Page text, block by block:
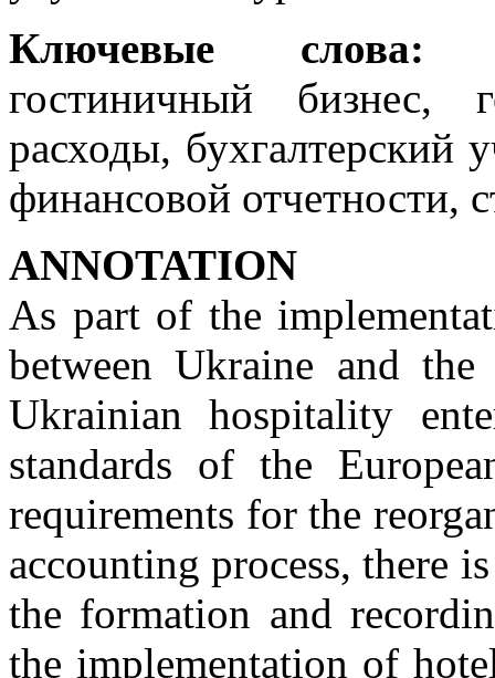
Ключевые слова:
гостиничный бизнес,
расходы, бухгалтерский
финансовой отчетности,
АNNOTATION
As part of the
between Ukraine and
Ukrainian hospitality
standards of the
requirements for the
accounting process, there
the formation and
the implementation of